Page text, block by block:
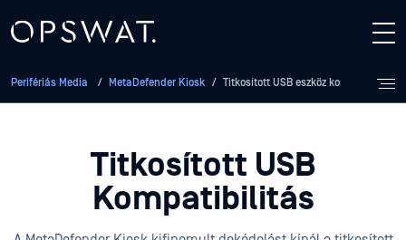
Perifériás Media / MetaDefender Kiosk / Titkosított USB eszköz kompatibilitás
Titkosított USB
Kompatibilitás